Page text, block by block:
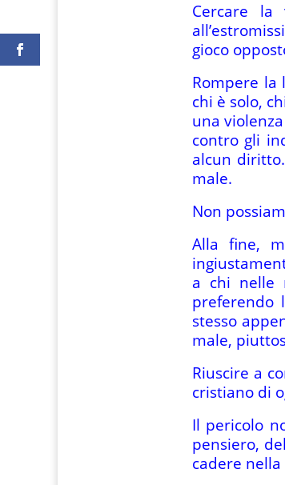
Cercare
gioco
Rompere la
chi è solo,
una
contro gli
alcun
male.
Non
Alla fine,
a chi nelle
preferendo
stesso
male,
Riuscire a
cristiano di
Il pericolo
pensiero,
cadere